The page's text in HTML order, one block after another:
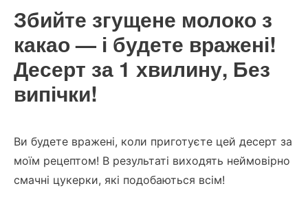
Збийте згущене молоко з
какао — і будете вражені!
Десерт за 1 хвилину, Без
випічки!
Ви будете вражені, коли приготуєте цей десерт за
моїм рецептом! В результаті виходять неймовірно
смачні цукерки, які подобаються всім!